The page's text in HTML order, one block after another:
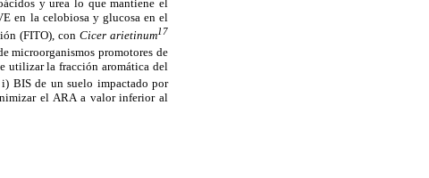
y urea lo que mantiene el
en la celobiosa y glucosa en el
(FITO), conCicer arietinum17
microorganismos promotores de
utilizar la fracción aromática del
BIS de un suelo impactado por
el ARA a valor inferior al